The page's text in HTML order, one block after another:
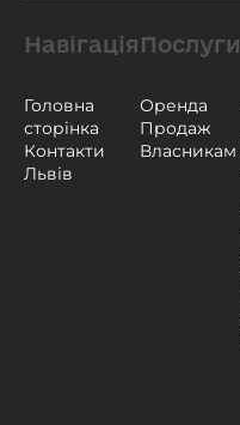
Навігація
Головна
сторінка
Контакти
Львів
Послуги
Оренда
Продаж
Власникам